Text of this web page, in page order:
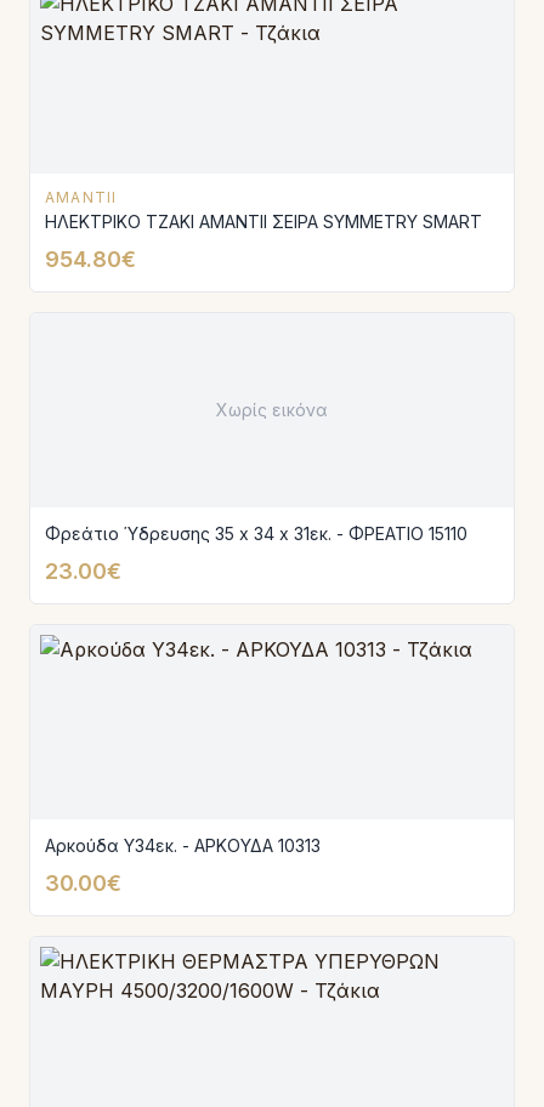
AMANTII
ΗΛΕΚΤΡΙΚΟ ΤΖΑΚΙ AMANTIΙ ΣΕΙΡΑ SYMMETRY SMART
954.80€
Χωρίς εικόνα
Φρεάτιο Ύδρευσης 35 x 34 x 31εκ. - ΦΡΕΑΤΙΟ 15110
23.00€
Αρκούδα Υ34εκ. - ΑΡΚΟΥΔΑ 10313
30.00€